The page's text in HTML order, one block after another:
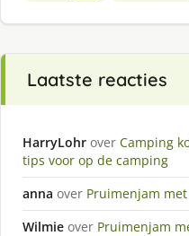
Laatste reacties
HarryLohr over Camping
tips voor op de camping
anna over Pruimenjam
Wilmie over Pruimenjam